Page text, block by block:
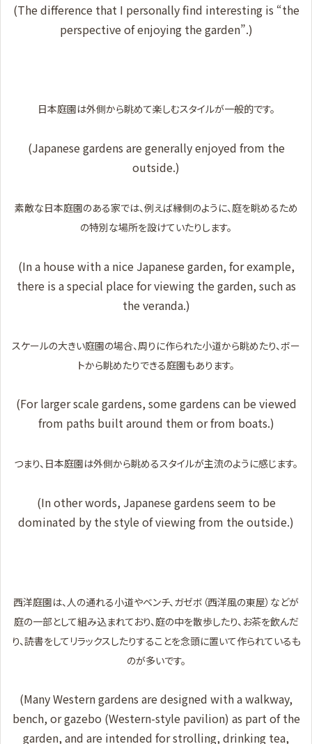
(The difference that I personally find interesting is “the
perspective of enjoying the garden”.)
日本庭園は外側から眺めて楽しむスタイルが一般的です。
(Japanese gardens are generally enjoyed from the
outside.)
素敵な日本庭園のある家では、例えば縁側のように、庭を眺めるため
の特別な場所を設けていたりします。
(In a house with a nice Japanese garden, for example,
there is a special place for viewing the garden, such as
the veranda.)
スケールの大きい庭園の場合、周りに作られた小道から眺めたり、ボー
トから眺めたりできる庭園もあります。
(For larger scale gardens, some gardens can be viewed
from paths built around them or from boats.)
つまり、日本庭園は外側から眺めるスタイルが主流のように感じます。
(In other words, Japanese gardens seem to be
dominated by the style of viewing from the outside.)
西洋庭園は、人の通れる小道やベンチ、ガゼボ（西洋風の東屋）などが
庭の一部として組み込まれており、庭の中を散歩したり、お茶を飲んだ
り、読書をしてリラックスしたりすることを念頭に置いて作られているも
のが多いです。
(Many Western gardens are designed with a walkway,
bench, or gazebo (Western-style pavilion) as part of the
garden, and are intended for strolling, drinking tea,